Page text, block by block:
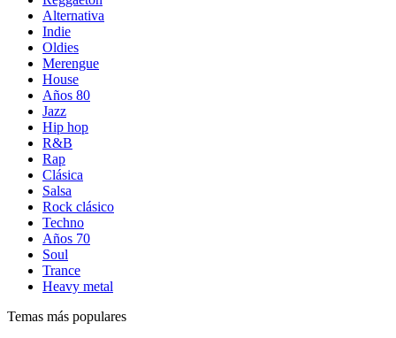
Alternativa
Indie
Oldies
Merengue
House
Años 80
Jazz
Hip hop
R&B
Rap
Clásica
Salsa
Rock clásico
Techno
Años 70
Soul
Trance
Heavy metal
Temas más populares